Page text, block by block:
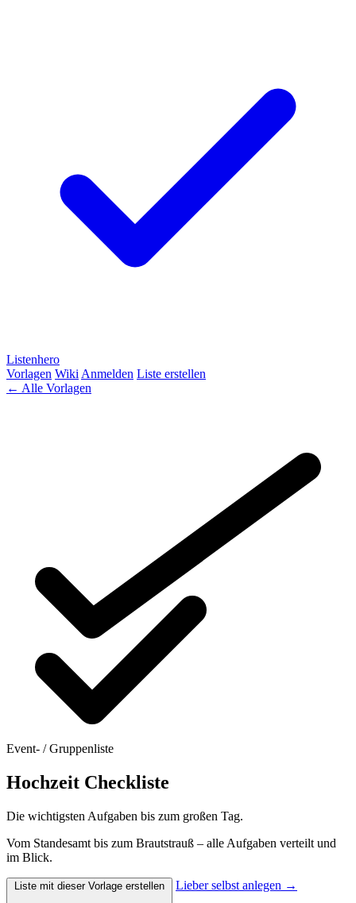
Listenhero
Vorlagen Wiki Anmelden Liste erstellen
← Alle Vorlagen
Event- / Gruppenliste
Hochzeit Checkliste
Die wichtigsten Aufgaben bis zum großen Tag.
Vom Standesamt bis zum Brautstrauß – alle Aufgaben verteilt und
im Blick.
Liste mit dieser Vorlage erstellen Lieber selbst anlegen →